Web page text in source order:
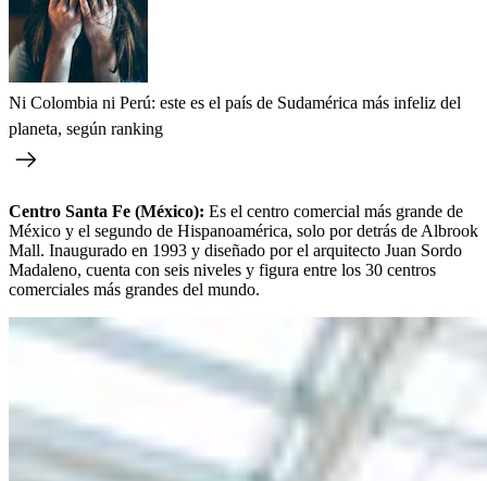
Ni Colombia ni Perú: este es el país de Sudamérica más infeliz del
planeta, según ranking
Centro Santa Fe (México): Es el centro comercial más grande de
México y el segundo de Hispanoamérica, solo por detrás de Albrook
Mall. Inaugurado en 1993 y diseñado por el arquitecto Juan Sordo
Madaleno, cuenta con seis niveles y figura entre los 30 centros
comerciales más grandes del mundo.